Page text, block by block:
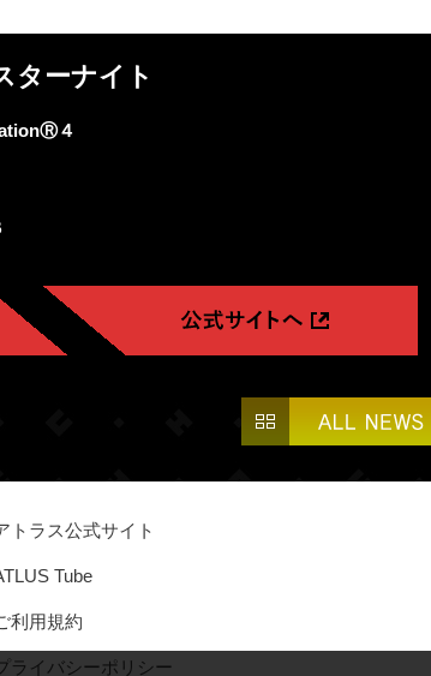
ターナイト
４
トラス公式サイト
Tube
利用規約
ライバシーポリシー